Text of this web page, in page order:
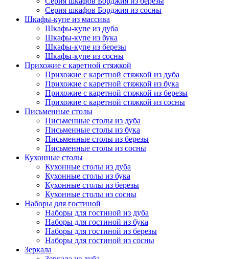
Серия шкафов Борджия из сосны
Шкафы-купе из массива
Шкафы-купе из дуба
Шкафы-купе из бука
Шкафы-купе из березы
Шкафы-купе из сосны
Прихожие с каретной стяжкой
Прихожие с каретной стяжкой из дуба
Прихожие с каретной стяжкой из бука
Прихожие с каретной стяжкой из березы
Прихожие с каретной стяжкой из сосны
Письменные столы
Письменные столы из дуба
Письменные столы из бука
Письменные столы из березы
Письменные столы из сосны
Кухонные столы
Кухонные столы из дуба
Кухонные столы из бука
Кухонные столы из березы
Кухонные столы из сосны
Наборы для гостиной
Наборы для гостиной из дуба
Наборы для гостиной из бука
Наборы для гостиной из березы
Наборы для гостиной из сосны
Зеркала